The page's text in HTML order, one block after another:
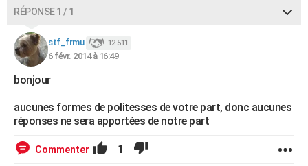
CARTE DE VOEUX
Carte de Noël
Carte Bonne année
Carte Saint-Valentin
Carte Pâques
Carte d'anniversaire
DICTIONNAIRE
Dictionnaire
Biographies
Citations
Expressions
Proverbes
PROGRAMME TV
S'inscrire
Se connecter
Lycées
Collèges
Primaires
Universités
Entreprises
Service militaire
Avis de recherche
AVIS DE DÉCÈS
FORUM
RÉPONSE 1 / 1
stf_frmu 12 511
6 févr. 2014 à 16:49
bonjour
aucunes formes de politesses de votre part, donc aucunes
réponses ne sera apportées de notre part
Commenter 1